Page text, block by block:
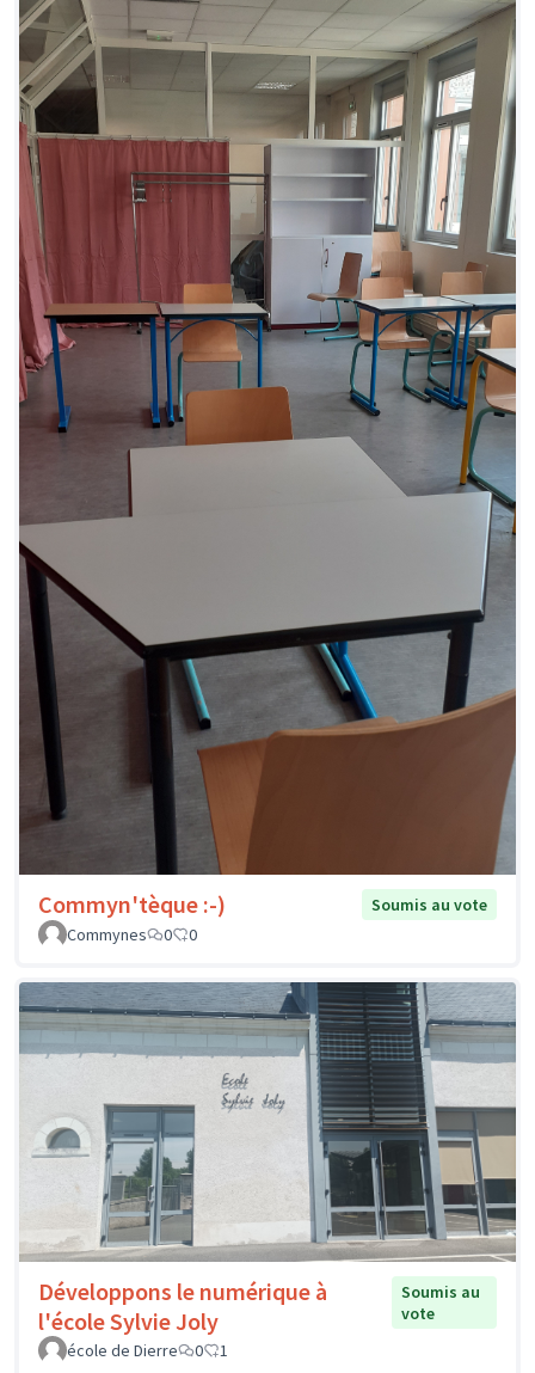
Commyn'tèque :-)
Soumis au vote
Commynes
0 0
Développons le numérique à
l'école Sylvie Joly
Soumis au
vote
école de Dierre
0 1